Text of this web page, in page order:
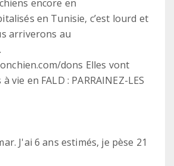
encore en
en Tunisie, c’est lourd et
arriverons au
dons Elles vont
vie en FALD : PARRAINEZ-LES
J'ai 6 ans estimés, je pèse 21